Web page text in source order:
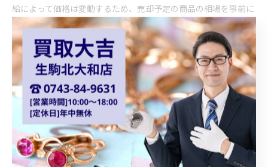
給によって価格は変動するため、売却予定の商品の相場を事前に
調べ、高値のタイミングで売ることが利益を最大化するポイント
となります。生駒市や奈良市の地域特性も踏まえて準備を進めま
しょう。
買取希望額は言わない方がよい理由
買取希望額を業者に伝えないほうが良い理由は、交渉の余地を残
すためです。希望額を先に伝えてしまうと、その金額を基準に査
定額が決められてしまい、適正価格より低く買い取られるリスク
があります。特に買取業者は利益構造を考慮し、できるだけ安く